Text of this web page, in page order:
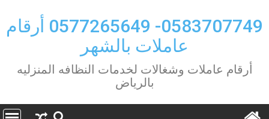
to
content
0583707749- 0577265649 أرقام
عاملات بالشهر
أرقام عاملات وشغالات لخدمات النظافه المنزليه
بالرياض